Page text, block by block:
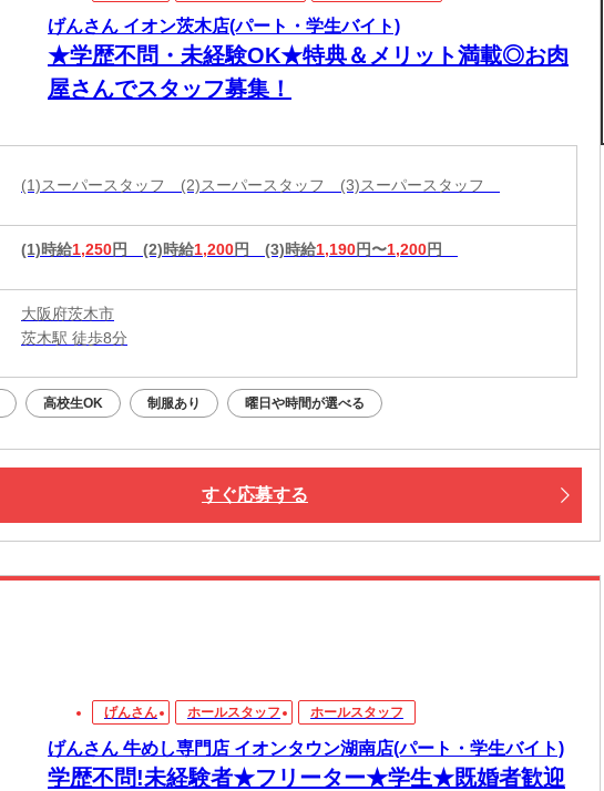
げんさん イオン茨木店(パート・学生バイト)
★学歴不問・未経験OK★特典＆メリット満載◎お肉
屋さんでスタッフ募集！
(1)スーパースタッフ (2)スーパースタッフ (3)スーパースタッフ
(1)時給1,250円 (2)時給1,200円 (3)時給1,190円〜1,200円
大阪府茨木市
茨木駅 徒歩8分
高校生OK 制服あり 曜日や時間が選べる
すぐ応募する
げんさん ホールスタッフ ホールスタッフ
げんさん 牛めし専門店 イオンタウン湖南店(パート・学生バイト)
学歴不問!未経験者★フリーター★学生★既婚者歓迎